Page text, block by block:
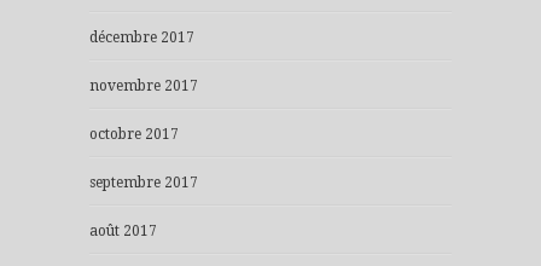
décembre 2017
novembre 2017
octobre 2017
septembre 2017
août 2017